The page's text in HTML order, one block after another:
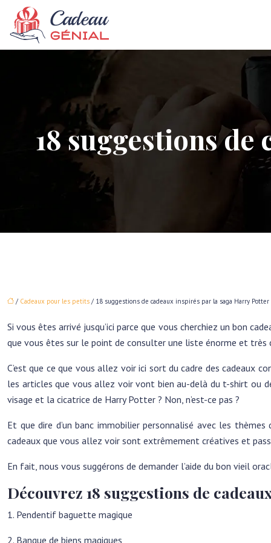
18 suggestions
/ Cadeaux pour les petits / 18 suggestions de cadeaux inspirés par la saga Harry Potter
Si vous êtes arrivé jusqu’ici parce que vous cherchiez un bon
que vous êtes sur le point de consulter une liste énorme et très
C’est que ce que vous allez voir ici sort du cadre des cadeaux
les articles que vous allez voir vont bien au-delà du t-shirt ou
visage et la cicatrice de Harry Potter ? Non, n’est-ce pas ?
Et que dire d’un banc immobilier personnalisé avec les
cadeaux que vous allez voir sont extrêmement créatives et
En fait, nous vous suggérons de demander l’aide du bon vieil
Découvrez 18 suggestions de
1. Pendentif baguette magique
2. Banque de biens magiques